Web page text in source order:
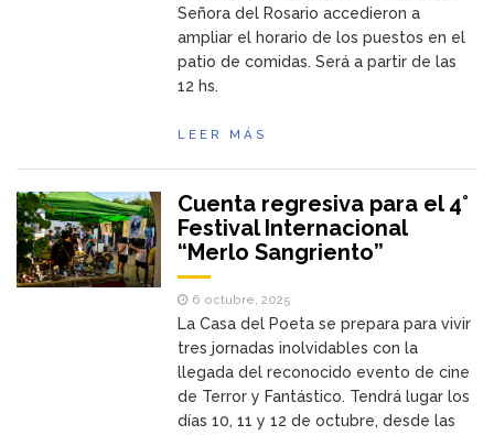
Señora del Rosario accedieron a
ampliar el horario de los puestos en el
patio de comidas. Será a partir de las
12 hs.
LEER MÁS
Cuenta regresiva para el 4°
Festival Internacional
“Merlo Sangriento”
6 octubre, 2025
La Casa del Poeta se prepara para vivir
tres jornadas inolvidables con la
llegada del reconocido evento de cine
de Terror y Fantástico. Tendrá lugar los
días 10, 11 y 12 de octubre, desde las